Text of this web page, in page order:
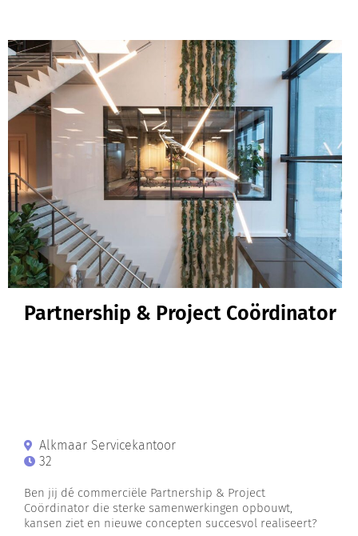
Partnership & Project Coördinator
Alkmaar Servicekantoor
32
Ben jij dé commerciële Partnership & Project
Coördinator die sterke samenwerkingen opbouwt,
kansen ziet en nieuwe concepten succesvol realiseert?